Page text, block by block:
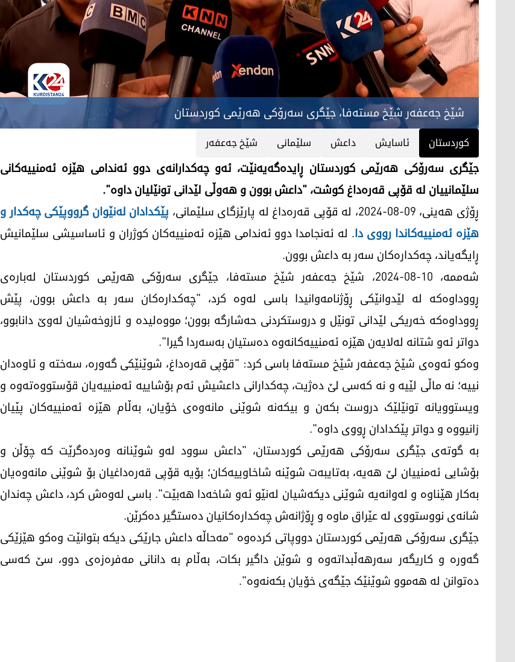
شێخ جەعفەر شێخ مستەفا، جێگری سەرۆکی هەرێمی کوردستان
کوردستان ئاسایش داعش سلێمانی شێخ جەعفەر
جێگری سەرۆکی هەرێمی کوردستان ڕایدەگەیەنێت، ئەو چەکدارانەی دوو ئەندامی هێزە ئەمنییەکانی
سلێمانییان لە قۆپی قەرەداغ کوشت، "داعش بوون و هەوڵی لێدانی تونێلیان داوە".
ڕۆژی هەینی، 09-08-2024، لە قۆپی قەرەداغ لە پارێزگای سلێمانی،
پێکدادان لەنێوان گرووپێکی چەکدار و
هێزە ئەمنییەکاندا رووی دا. لە ئەنجامدا دوو ئەندامی هێزە ئەمنییەکان کوژران و ئاساسیشی سلێمانیش
ڕایگەیاند، چەکدارەکان سەر بە داعش بوون.
شەممە، 10-08-2024، شێخ جەعفەر شێخ مستەفا، جێگری سەرۆکی هەرێمی کوردستان لەبارەی
ڕووداوەکە لە لێدوانێکی ڕۆژنامەوانیدا باسی لەوە کرد، "چەکدارەکان سەر بە داعش بوون، پێش
ڕووداوەکە خەریکی لێدانی تونێل و دروستکردنی حەشارگە بوون؛ مووەلیدە و ئازوخەشیان لەوێ دانابوو،
دواتر ئەو شتانە لەلایەن هێزە ئەمنییەکانەوە دەستیان بەسەردا گیرا".
وەکو ئەوەی شێخ جەعفەر شێخ مستەفا باسی کرد: "قۆپی قەرەداغ، شوێنێکی گەورە، سەختە و ئاوەدان
نییە؛ نە ماڵی لێیە و نە کەسی لێ دەژیت، چەکدارانی داعشیش ئەم بۆشاییە ئەمنییەیان قۆستووەتەوە و
ویستوویانە تونێلێک دروست بکەن و بیکەنە شوێنی مانەوەی خۆیان، بەڵام هێزە ئەمنییەکان پێیان
زانیووە و دواتر پێکدادان ڕووی داوە".
بە گوتەی جێگری سەرۆکی هەرێمی کوردستان، "داعش سوود لەو شوێنانە وەردەگرێت کە چۆڵن و
بۆشایی ئەمنییان لێ هەیە، بەتایبەت شوێنە شاخاوییەکان؛ بۆیە قۆپی قەرەداغیان بۆ شوێنی مانەوەیان
بەکار هێناوە و لەوانەیە شوێنی دیکەشیان لەنێو ئەو شاخەدا هەبێت". باسی لەوەش کرد، داعش چەندان
شانەی نووستووی لە عێراق ماوە و ڕۆژانەش چەکدارەکانیان دەستگیر دەکرێن.
جێگری سەرۆکی هەرێمی کوردستان دووپاتی کردەوە "مەحاڵە داعش جارێکی دیکە بتوانێت وەکو هێزێکی
گەورە و کاریگەر سەرهەڵبداتەوە و شوێن داگیر بکات، بەڵام بە دانانی مەفرەزەی دوو، سێ کەسی
دەتوانن لە هەموو شوێنێک جێگەی خۆیان بکەنەوە".